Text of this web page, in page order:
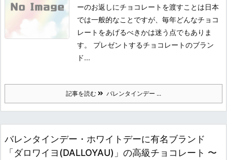
ーのお返しにチョコレートを渡すことは日本
では一般的なことですが、毎年どんなチョコ
レートをあげるべきかは迷う点でもありま
す。 プレゼントするチョコレートのブラン
ド...
記事を読む バレンタインデー ...
バレンタインデー・ホワイトデーに有名ブランド
「ダロワイヨ(DALLOYAU)」の高級チョコレート 〜